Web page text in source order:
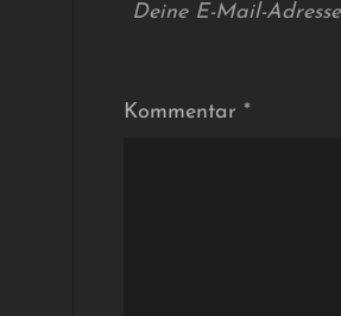
Deine E-Mail-
Kommentar *